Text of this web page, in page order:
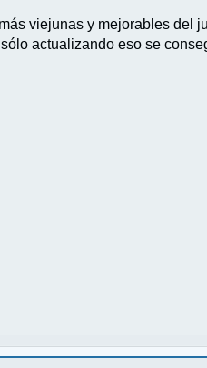
viejunas y mejorables del
actualizando eso se